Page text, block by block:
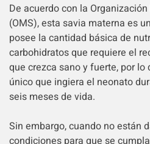
De acuerdo con la
(OMS), esta savia materna es
posee la cantidad básica de
carbohidratos que requiere el
que crezca sano y fuerte, por lo
único que ingiera el neonato
seis meses de vida.
Sin embargo, cuando no están
condiciones para que se